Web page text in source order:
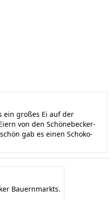
ein großes Ei auf der
von den Schönebecker-
gab es einen Schoko-
Bauernmarkts.